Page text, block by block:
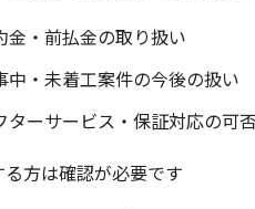
金・前払金の取り扱い
中・未着工案件の今後の扱い
ターサービス・保証対応の可否
る方は確認が必要です